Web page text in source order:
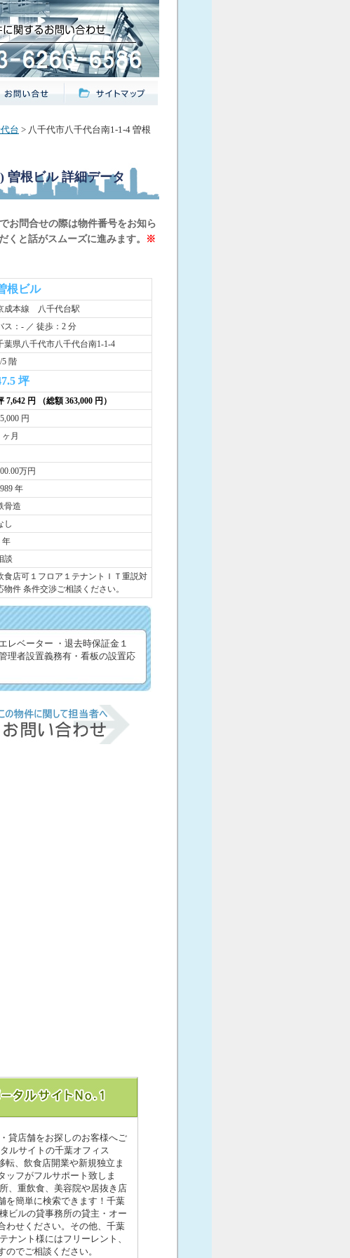
台 > 八千代市八千代台南1-1-4 曽根
曽根ビル詳細データ
お問合せの際は物件番号をお知ら
と話がスムーズに進みます。
※
根ビル
成本線 八千代台駅
ス：- ／ 徒歩：2 分
葉県八千代市八千代台南1-1-4
5 階
坪
7,642 円 （総額 363,000 円）
円
ヶ月
万円
年
骨造
し
年
談
食店可１フロア１テナントＩＴ重説対
物件 条件交渉ご相談ください。
レベーター ・退去時保証金１
理者設置義務有・看板の設置応
貸店舗をお探しのお客様へご
ルサイトの千葉オフィス
転、飲食店開業や新規独立ま
ッフがフルサポート致しま
、重飲食、美容院や居抜き店
を簡単に検索できます！千葉
ビルの貸事務所の貸主・オー
わせください。その他、千葉
ナント様にはフリーレント、
でご相談ください。